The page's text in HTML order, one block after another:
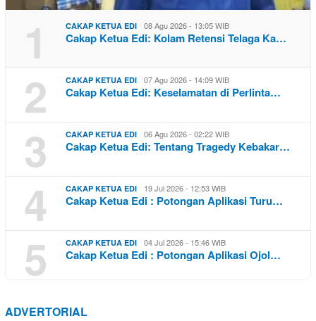
1 CAKAP KETUA EDI 08 Agu 2026 - 13:05 WIB
Cakap Ketua Edi: Kolam Retensi Telaga Ka…
2 CAKAP KETUA EDI 07 Agu 2026 - 14:09 WIB
Cakap Ketua Edi: Keselamatan di Perlinta…
3 CAKAP KETUA EDI 06 Agu 2026 - 02:22 WIB
Cakap Ketua Edi: Tentang Tragedy Kebakar…
4 CAKAP KETUA EDI 19 Jul 2026 - 12:53 WIB
Cakap Ketua Edi : Potongan Aplikasi Turu…
5 CAKAP KETUA EDI 04 Jul 2026 - 15:46 WIB
Cakap Ketua Edi : Potongan Aplikasi Ojol…
ADVERTORIAL